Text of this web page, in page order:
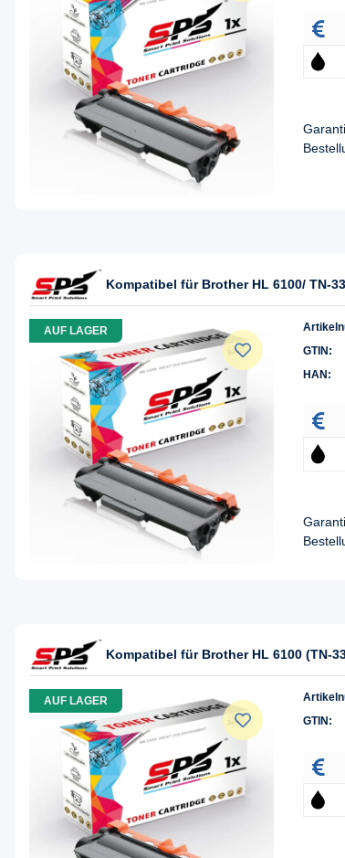
Kompatibel für Brother HL 6100/ TN-
AUF LAGER
GTIN:
HAN:
Kompatibel für Brother HL 6100 (TN-
AUF LAGER
GTIN: